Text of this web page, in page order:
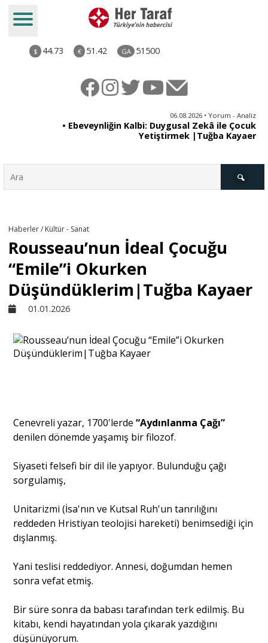
$ 44.73 € 51.42 GA 51500
06.08.2026 • Yorum - Analiz
• Ebeveynliğin Kalbi: Duygusal Zekâ ile Çocuk
Yetiştirmek |Tuğba Kayaer
Derkenar
Sivil Toplum
Kültür - Sanat
Yazı Dizisi
Portre
Yazarlar
Haberler / Kültür - Sanat
Rousseau’nun İdeal Çocuğu
“Emile”i Okurken
Düşündüklerim|Tuğba Kayaer
01.01.2026
Cenevreli yazar, 1700'lerde“Aydınlanma Çağı”
denilen dönemde yaşamış bir filozof.
Siyaseti felsefi bir dil ile yapıyor. Bulunduğu çağı
sorgulamış,
Unitarizmi (İsa'nın ve Kutsal Ruh'un tanrılığını
reddeden Hristiyan teolojisi hareketi) benimsediği için
dışlanmış.
Yani teslisi reddediyor. Annesi, doğumdan hemen
sonra vefat etmiş.
Bir süre sonra da babası tarafından terk edilmiş. Bu
kitabı, kendi hayatından yola çıkarak yazdığını
düşünüyorum.